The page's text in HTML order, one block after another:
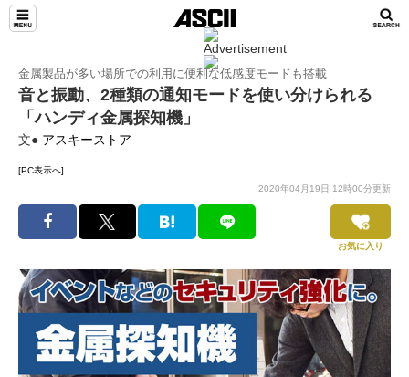
金属製品が多い場所での利用に便利な低感度モードも搭載
音と振動、2種類の通知モードを使い分けられる
「ハンディ金属探知機」
文● アスキーストア
[PC表示へ]
2020年04月19日 12時00分更新
お気に入り